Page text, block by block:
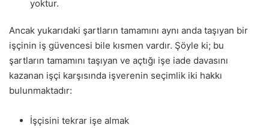
yoktur.
Ancak yukarıdaki şartların tamamını aynı anda taşıyan bir
işçinin iş güvencesi bile kısmen vardır. Şöyle ki; bu
şartların tamamını taşıyan ve açtığı işe iade davasını
kazanan işçi karşısında işverenin seçimlik iki hakkı
bulunmaktadır:
İşçisini tekrar işe almak